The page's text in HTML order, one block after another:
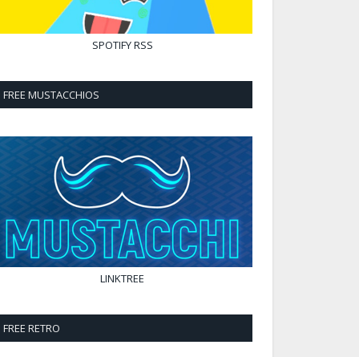
SPOTIFYRSS
FREE MUSTACCHIOS
LINKTREE
FREE RETRO